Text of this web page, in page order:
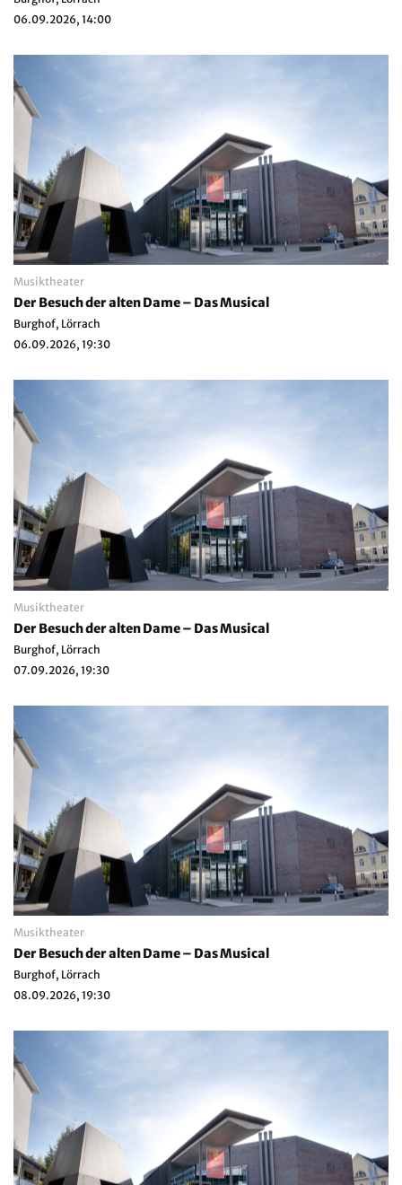
06.09.2026, 14:00
Musiktheater
Der Besuch der alten Dame – Das Musical
Burghof, Lörrach
06.09.2026, 19:30
Musiktheater
Der Besuch der alten Dame – Das Musical
Burghof, Lörrach
07.09.2026, 19:30
Musiktheater
Der Besuch der alten Dame – Das Musical
Burghof, Lörrach
08.09.2026, 19:30